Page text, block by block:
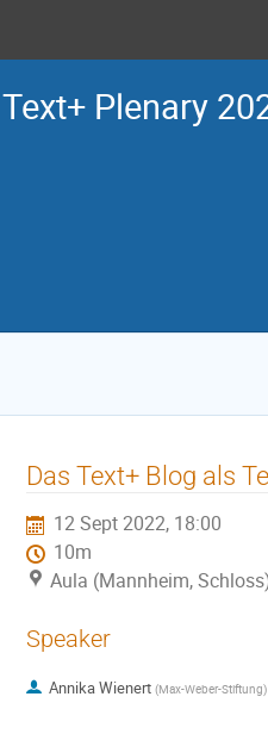
Text+ Plenary
Das Text+ Blog als
12 Sept 2022, 18:00
10m
Aula (Mannheim,
Speaker
Annika Wienert (Max-Weber-Stiftung)